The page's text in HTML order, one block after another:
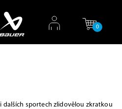
0
i dalších sportech zlidovělou zkratkou